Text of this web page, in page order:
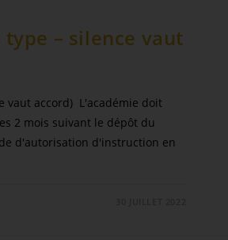
– silence vaut
vaut accord) L'académie doit
2 mois suivant le dépôt du
d'autorisation d'instruction en